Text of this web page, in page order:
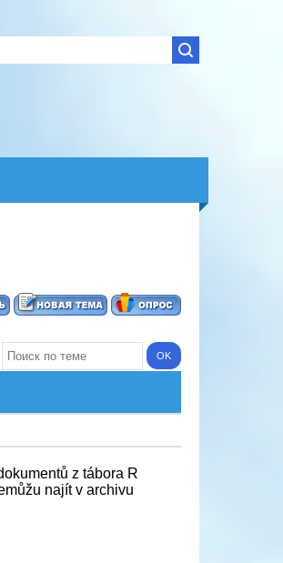
z tábora R
najít v archivu